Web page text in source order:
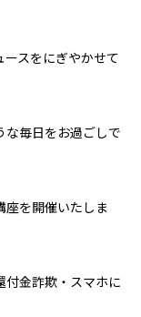
スをにぎやかせて
な毎日をお過ごしで
座を開催いたしま
付金詐欺・スマホに